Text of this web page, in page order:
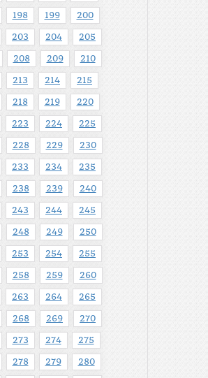
198 199 200
203 204 205
208 209 210
213 214 215
218 219 220
223 224 225
228 229 230
233 234 235
238 239 240
243 244 245
248 249 250
253 254 255
258 259 260
263 264 265
268 269 270
273 274 275
278 279 280